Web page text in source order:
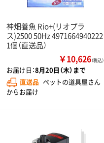
神畑養魚 Rio+(リオプラ
ス)2500 50Hz 4971664940222
1個（直送品）
￥10,626（税込）
お届け日：8月20日（木）まで
直送品 ペットの道具屋さん
からお届け